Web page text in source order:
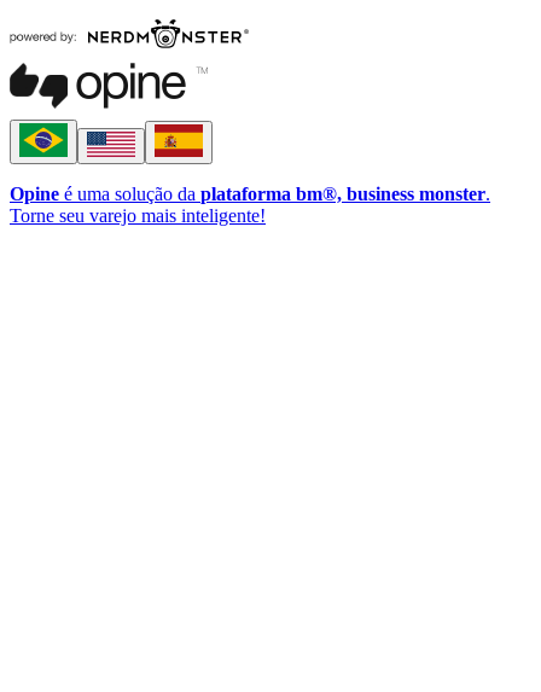
Opine é uma solução da plataforma bm®, business monster.
Torne seu varejo mais inteligente!